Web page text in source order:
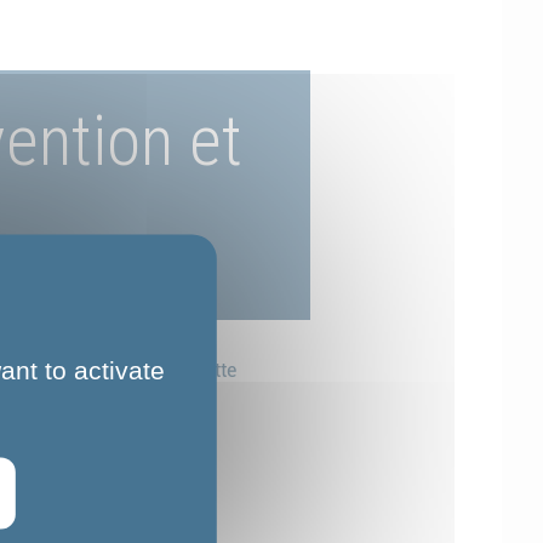
et
Agent de
Partager cette
to activate